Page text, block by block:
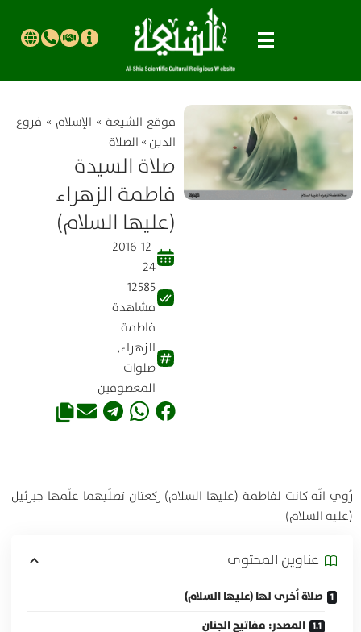
موقع الشیعة» الإسلام » فروع
الدين » الصلاة
صلاة السيدة
فاطمة الزهراء
(عليها السلام)
2016-12-
24
12585
مشاهدة
فاطمة
الزهراء,
صلوات
المعصومين
رُوي انّه كانت لفاطمة (عليها السلام) ركعتان تصلّيهما علّمها جبرئيل
(عليه السلام)
عناوين المحتوی
صلاة اُخرى لها (عليها السلام)
المصدر: مفاتيح الجنان